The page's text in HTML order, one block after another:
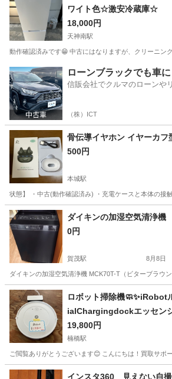
ワイト色☆激安冷蔵庫☆
18,000円
天神南駅
動作確認済みです😁 中古にはなりますが、クリーニン
福岡 福岡市 天神南駅 キッチン家電
ローンブラックでも車
信販会社でクルマのローンや
（株）ICT
骨伝導イヤホン イヤーカフ
500円
本城駅
状態】 ・中古(動作確認済み) ・充電ケースと本体の接
福岡 北九州市 本城駅 オーディオ 骨
ダイキンの加湿空気清浄機
0円
賀茂駅 8月8日
ダイキンの加湿空気清浄機 MCK70T-T（ビターブラウ
福岡 福岡市 賀茂駅 季節、空調家電
ロボット掃除機🧼✨iRobot
ialChargingdockエッセン
19,800円
楠橋駅
ご閲覧ありがとうございます😊 こんにちは！買取サ
福岡 北九州市 楠橋駅 生活家電 ロボ
インスタ360 見えない自